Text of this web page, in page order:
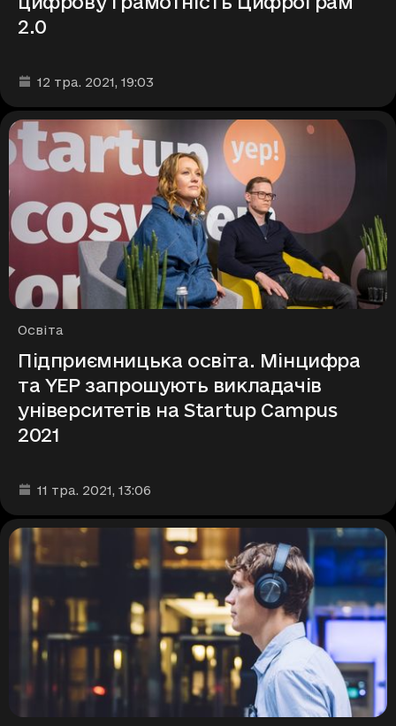
2.0
Дата та час публікації
12 тра. 2021, 19:03
Рубрики
Освіта
Підприємницька освіта. Мінцифра
та YEP запрошують викладачів
університетів на Startup Campus
2021
Дата та час публікації
11 тра. 2021, 13:06